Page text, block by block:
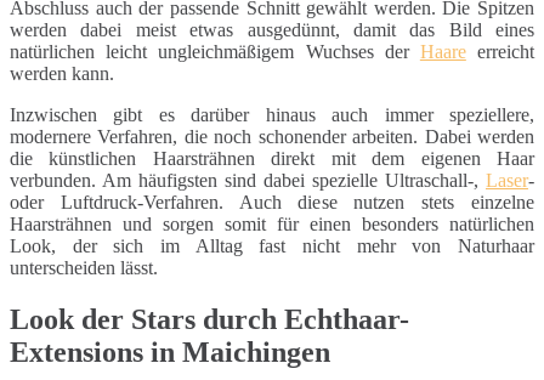
Abschluss auch der passende Schnitt gewählt werden. Die Spitzen
werden dabei meist etwas ausgedünnt, damit das Bild eines
natürlichen leicht ungleichmäßigem Wuchses der Haareerreicht
werden kann.
Inzwischen gibt es darüber hinaus auch immer speziellere,
modernere Verfahren, die noch schonender arbeiten. Dabei werden
die künstlichen Haarsträhnen direkt mit dem eigenen Haar
verbunden. Am häufigsten sind dabei spezielle Ultraschall-, Laser-
oder Luftdruck-Verfahren. Auch diese nutzen stets einzelne
Haarsträhnen und sorgen somit für einen besonders natürlichen
Look, der sich im Alltag fast nicht mehr von Naturhaar
unterscheiden lässt.
Look der Stars durch Echthaar-
Extensions in Maichingen